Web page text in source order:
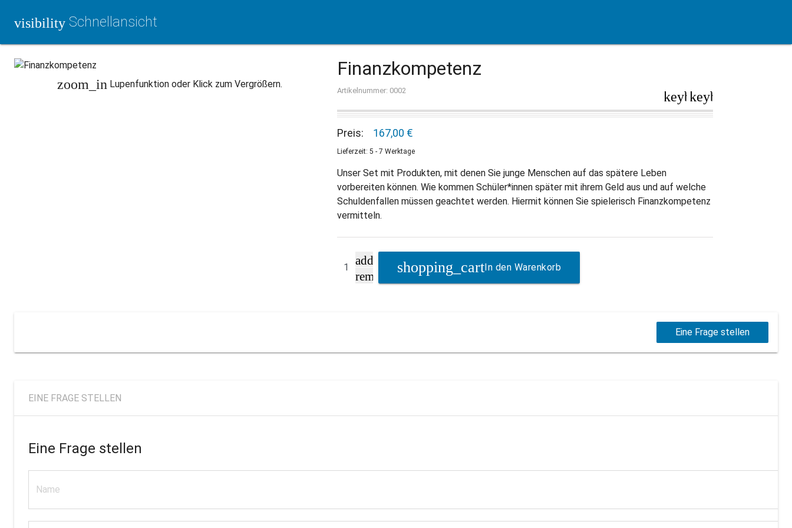
visibility Schnellansicht
zoom_in Lupenfunktion oder Klick zum Vergrößern.
Finanzkompetenz
Artikelnummer: 0002 keyboard_arrow_left
Preis: 167,00 €
Lieferzeit: 5 - 7 Werktage
Unser Set mit Produkten, mit denen Sie junge Menschen auf das spätere Leben
vorbereiten können. Wie kommen Schüler*innen später mit ihrem Geld aus und auf welche
Schuldenfallen müssen geachtet werden. Hiermit können Sie spielerisch Finanzkompetenz
vermitteln.
add
remove
In den Warenkorb
Eine Frage stellen
EINE FRAGE STELLEN
Eine Frage stellen